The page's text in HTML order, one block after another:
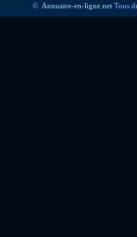
© Annuaire-en-ligne.net Tous